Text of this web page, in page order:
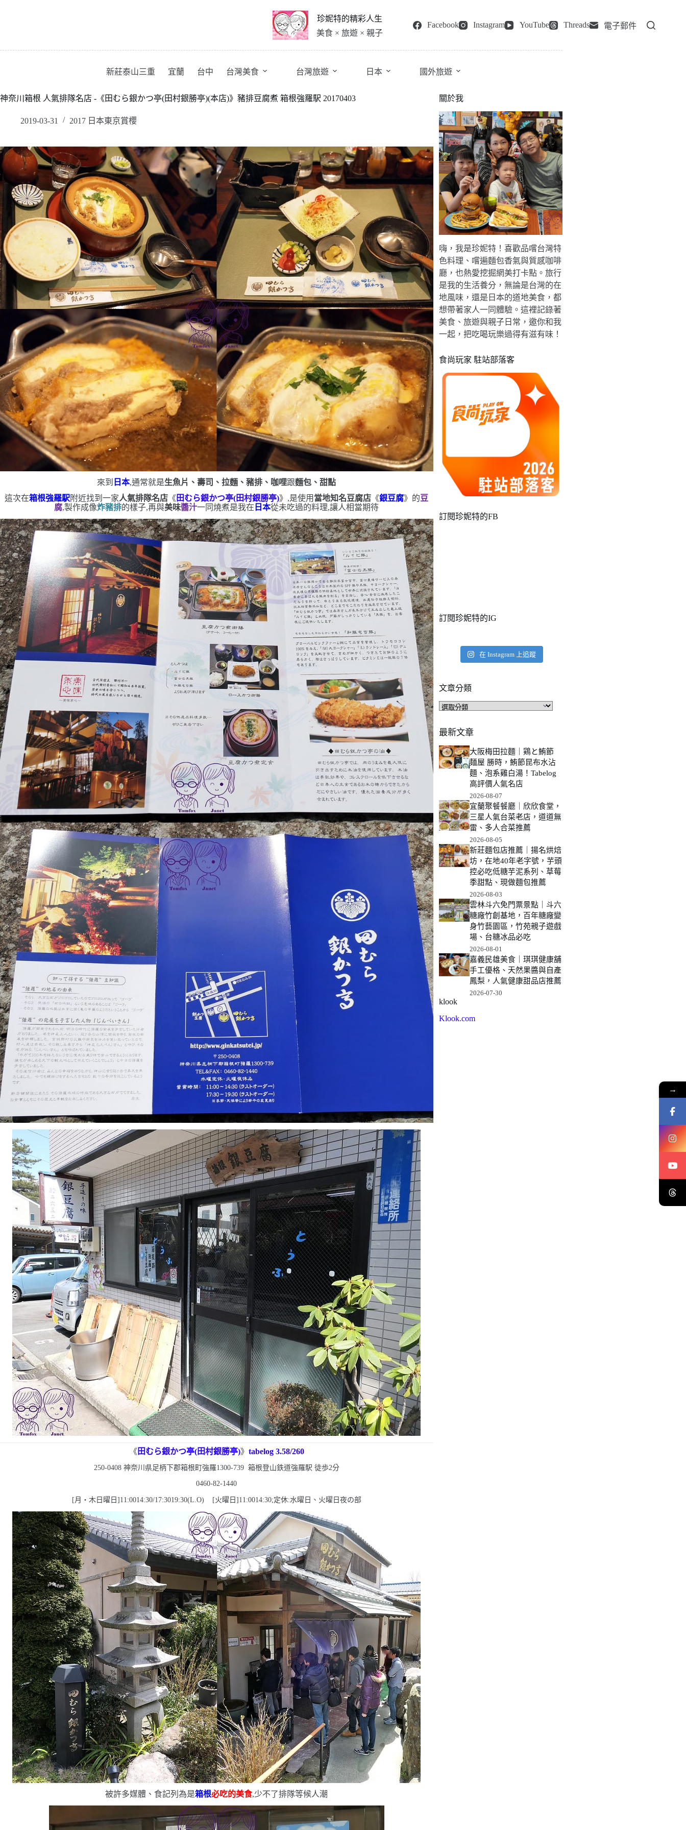
珍妮特的精彩人生
美食 × 旅遊 × 親子
Facebook Instagram YouTube Threads 電子郵件
新莊泰山三重 宜蘭 台中 台灣美食 台灣旅遊 日本 國外旅遊
神奈川箱根 人氣排隊名店 -《田むら銀かつ亭(田村銀勝亭)(本店)》豬排豆腐煮 箱根強羅駅 20170403
2019-03-31 2017 日本東京賞櫻
來到 日本,通常就是生魚片、壽司、拉麵、豬排、咖哩跟麵包、甜點
這次在箱根強羅駅附近找到一家人氣排隊名店 《 田むら銀かつ亭(田村銀勝亭)》,是使用 當地知名豆腐店 《銀豆腐》的豆
腐,製作成像炸豬排的樣子,再與美味醬汁一同燒煮是我在 日本從未吃過的料理,讓人相當期待
《 田むら銀かつ亭(田村銀勝亭)》 tabelog 3.58/260
250-0408 神奈川県足柄下郡箱根町強羅1300-739 箱根登山鉄道強羅駅 徒歩2分
0460-82-1440
[月・木日曜日 ]11:0014:30/17:3019:30(L.O) [火曜日 ]11:0014:30;定休:水曜日、火曜日夜の部
被許多媒體、食記列為是箱根必吃的美食,少不了排隊等候人潮
關於我
嗨，我是珍妮特！喜歡品嚐台灣特
色料理、嚐遍麵包香氣與質感咖啡
廳，也熱愛挖掘網美打卡點。旅行
是我的生活養分，無論是台灣的在
地風味，還是日本的道地美食，都
想帶著家人一同體驗。這裡記錄著
美食、旅遊與親子日常，邀你和我
一起，把吃喝玩樂過得有滋有味！
食尚玩家 駐站部落客
訂閱珍妮特的FB
訂閱珍妮特的IG
在 Instagram 上追蹤
文章分類
文
分
類
最新文章
大阪梅田拉麵｜鶏と鮪節
麺屋 勝時，鮪節昆布水沾
麵、泡系雞白湯！Tabelog
高評價人氣名店
2026-08-07
宜蘭聚餐餐廳｜欣欣食堂，
三星人氣台菜老店，道道無
雷、多人合菜推薦
2026-08-05
新莊麵包店推薦｜揚名烘焙
坊，在地40年老字號，芋頭
控必吃低糖芋泥系列、草莓
季甜點、現做麵包推薦
2026-08-03
雲林斗六免門票景點｜斗六
糖廠竹創基地，百年糖廠變
身竹藝園區，竹苑親子遊戲
場、台糖冰品必吃
2026-08-01
嘉義民雄美食｜琪琪健康舖
手工優格、天然果醬與自產
鳳梨，人氣健康甜品店推薦
2026-07-30
klook
Klook.com
→